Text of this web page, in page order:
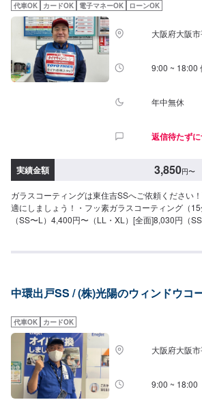
代車OK カードOK 電子マネーOK ローンOK
大阪府大阪
9:00 ~ 18:00
年中無休
返信待たずに
実績金額 3,850円〜
ガラスコーティングは東住吉SSへご依頼ください
適にしましょう！・フッ素ガラスコーティング（
（SS〜L）4,400円〜（LL・XL）[全面]8,030円（
て価格が変動します
中環出戸SS / (株)光陽のウィンドウコ
代車OK カードOK
大阪府大阪
9:00 ~ 18:00